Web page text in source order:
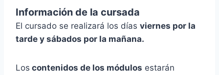
Información de la cursada
El cursado se realizará los días viernes por la
tarde y sábados por la mañana.
Los contenidos de los módulos estarán